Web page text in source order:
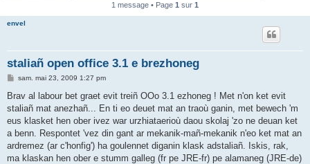
1 message • Page 1 sur 1
envel
staliañ open office 3.1 e brezhoneg
M
s
a
g
sam. mai 23, 2009 1:27 pm
Brav al labour bet graet evit treiñ OOo 3.1 ezhoneg ! Met n'on ket evit
staliañ mat anezhañ... En ti eo deuet mat an traoù ganin, met bewech 'm
eus klasket hen ober ivez war urzhiataerioù daou skolaj 'zo ne deuan ket
a benn. Respontet 'vez din gant ar mekanik-mañ-mekanik n'eo ket mat an
ardremez (ar c'honfig') ha goulennet diganin klask adstaliañ. Iskis, rak,
ma klaskan hen ober e stumm galleg (fr pe JRE-fr) pe alamaneg (JRE-de)